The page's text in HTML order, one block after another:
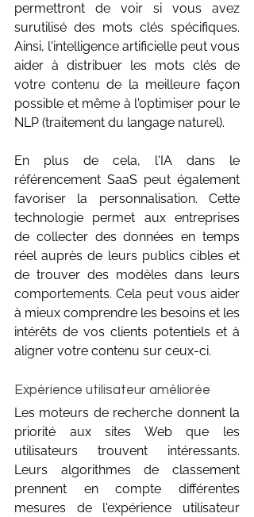
permettront de voir si vous avez
surutilisé des mots clés spécifiques.
Ainsi, l'intelligence artificielle peut vous
aider à distribuer les mots clés de
votre contenu de la meilleure façon
possible et même à l'optimiser pour le
NLP (traitement du langage naturel).
En plus de cela, l'IA dans le
référencement SaaS peut également
favoriser la personnalisation. Cette
technologie permet aux entreprises
de collecter des données en temps
réel auprès de leurs publics cibles et
de trouver des modèles dans leurs
comportements. Cela peut vous aider
à mieux comprendre les besoins et les
intérêts de vos clients potentiels et à
aligner votre contenu sur ceux-ci.
Expérience utilisateur améliorée
Les moteurs de recherche donnent la
priorité aux sites Web que les
utilisateurs trouvent intéressants.
Leurs algorithmes de classement
prennent en compte différentes
mesures de l'expérience utilisateur